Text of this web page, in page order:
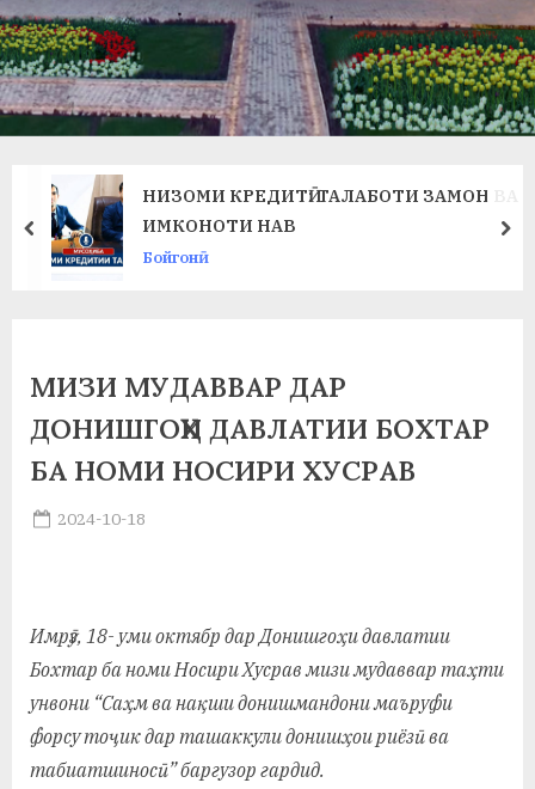
в
л
а
т
и
а
о
м
и
НИЗОМИ КРЕДИТӢ: ТАЛАБОТИ ЗАМОН ВА
ИМКОНОТИ НАВ
Бойгонӣ
prev
МИЗИ МУДАВВАР ДАР
ДОНИШГОҲИ ДАВЛАТИИ БОХТАР
БА НОМИ НОСИРИ ХУСРАВ
Posted
2024-10-18
Имрӯз, 18- уми октябр дар Донишгоҳи давлатии
Бохтар ба номи Носири Хусрав мизи мудаввар таҳти
унвони “Саҳм ва нақши донишмандони маъруфи
форсу тоҷик дар ташаккули донишҳои риёзӣ ва
табиатшиносӣ” баргузор гардид.